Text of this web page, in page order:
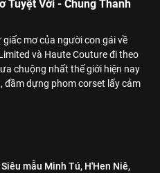
Tuyệt Vời - Chung Thanh
mơ của người con gái về
và Haute Couture đi theo
chuộng nhất thế giới hiện nay
đầm dựng phom corset lấy cảm
Siêu mẫu Minh Tú, H'Hen Niê,